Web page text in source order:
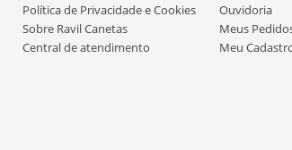
Política de Privacidade e Cookies
Sobre Ravil Canetas
Central de atendimento
Ouvidoria
Meus
Meu